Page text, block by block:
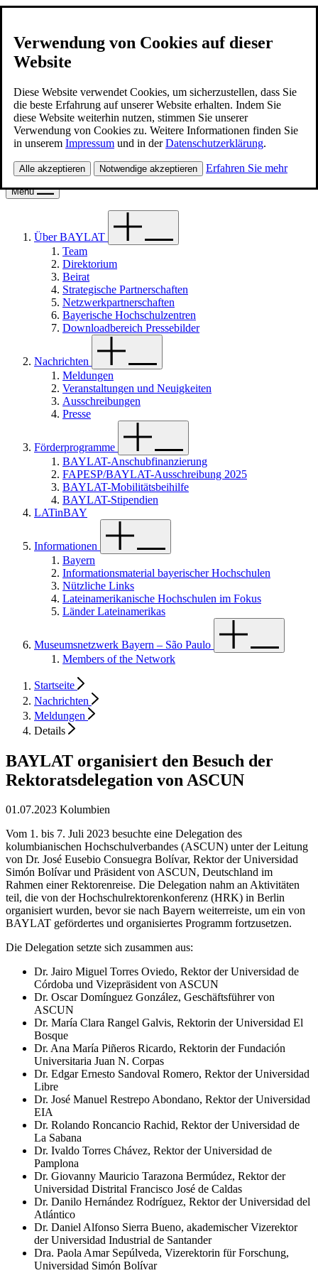
Verwendung von Cookies auf dieser
Website
Diese Website verwendet Cookies, um sicherzustellen, dass Sie
die beste Erfahrung auf unserer Website erhalten. Indem Sie
diese Website weiterhin nutzen, stimmen Sie unserer
Verwendung von Cookies zu. Weitere Informationen finden Sie
in unserem Impressum und in derDatenschutzerklärung.
Alle akzeptieren Notwendige akzeptieren Erfahren Sie mehr
Kontakt
Deutsch
Suche
Suche
Menü
Über BAYLAT
Team
Direktorium
Beirat
Strategische Partnerschaften
Netzwerkpartnerschaften
Bayerische Hochschulzentren
Downloadbereich Pressebilder
Nachrichten
Meldungen
Veranstaltungen und Neuigkeiten
Ausschreibungen
Presse
Förderprogramme
BAYLAT-Anschubfinanzierung
FAPESP/BAYLAT-Ausschreibung 2025
BAYLAT-Mobilitätsbeihilfe
BAYLAT-Stipendien
LATinBAY
Informationen
Bayern
Informationsmaterial bayerischer Hochschulen
Nützliche Links
Lateinamerikanische Hochschulen im Fokus
Länder Lateinamerikas
Museumsnetzwerk Bayern – São Paulo
Members of the Network
Startseite
Nachrichten
Meldungen
Details
BAYLAT organisiert den Besuch der
Rektoratsdelegation von ASCUN
01.07.2023 Kolumbien
Vom 1. bis 7. Juli 2023 besuchte eine Delegation des
kolumbianischen Hochschulverbandes (ASCUN) unter der Leitung
von Dr. José Eusebio Consuegra Bolívar, Rektor der Universidad
Simón Bolívar und Präsident von ASCUN, Deutschland im
Rahmen einer Rektorenreise. Die Delegation nahm an Aktivitäten
teil, die von der Hochschulrektorenkonferenz (HRK) in Berlin
organisiert wurden, bevor sie nach Bayern weiterreiste, um ein von
BAYLAT gefördertes und organisiertes Programm fortzusetzen.
Die Delegation setzte sich zusammen aus:
Dr. Jairo Miguel Torres Oviedo, Rektor der Universidad de
Córdoba und Vizepräsident von ASCUN
Dr. Oscar Domínguez González, Geschäftsführer von
ASCUN
Dr. María Clara Rangel Galvis, Rektorin der Universidad El
Bosque
Dr. Ana María Piñeros Ricardo, Rektorin der Fundación
Universitaria Juan N. Corpas
Dr. Edgar Ernesto Sandoval Romero, Rektor der Universidad
Libre
Dr. José Manuel Restrepo Abondano, Rektor der Universidad
EIA
Dr. Rolando Roncancio Rachid, Rektor der Universidad de
La Sabana
Dr. Ivaldo Torres Chávez, Rektor der Universidad de
Pamplona
Dr. Giovanny Mauricio Tarazona Bermúdez, Rektor der
Universidad Distrital Francisco José de Caldas
Dr. Danilo Hernández Rodríguez, Rektor der Universidad del
Atlántico
Dr. Daniel Alfonso Sierra Bueno, akademischer Vizerektor
der Universidad Industrial de Santander
Dra. Paola Amar Sepúlveda, Vizerektorin für Forschung,
Universidad Simón Bolívar